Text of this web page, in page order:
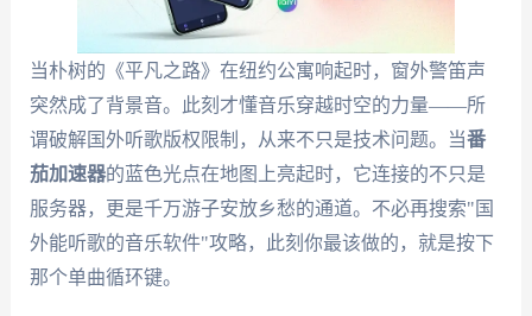
当朴树的《平凡之路》在纽约公寓响起时，窗外警笛声
突然成了背景音。此刻才懂音乐穿越时空的力量——所
谓破解国外听歌版权限制，从来不只是技术问题。当番
茄加速器的蓝色光点在地图上亮起时，它连接的不只是
服务器，更是千万游子安放乡愁的通道。不必再搜索"国
外能听歌的音乐软件"攻略，此刻你最该做的，就是按下
那个单曲循环键。